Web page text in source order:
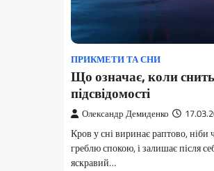
ПРИКМЕТИ ТА СНИ
Що означає, коли
підсвідомості
Олександр Демиденко
Кров у сні виринає раптово, ніби
греблю спокою, і залишає після
яскравий…